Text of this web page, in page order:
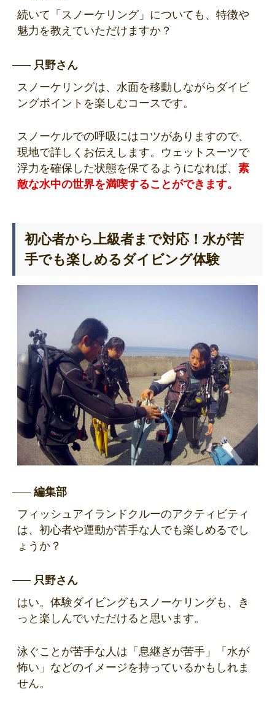
続いて「スノーケリング」についても、特徴や
魅力を教えていただけますか？
只野さん
スノーケリングは、水面を移動しながらダイビ
ングポイントを楽しむコースです。
スノーケルでの呼吸にはコツがありますので、
現地で詳しくお伝えします。ウェットスーツで
浮力を確保した状態を保てるようになれば、 素
敵な水中の世界を満喫することができます。
初心者から上級者まで対応！水が苦
手でも楽しめるダイビング体験
編集部
フィッシュアイランドクルーのアクティビティ
は、初心者や運動が苦手な人でも楽しめるでし
ょうか？
只野さん
はい。体験ダイビングもスノーケリングも、き
っと楽しんでいただけると思います。
泳ぐことが苦手な人は「息継ぎが苦手」「水が
怖い」などのイメージを持っているかもしれま
せん。